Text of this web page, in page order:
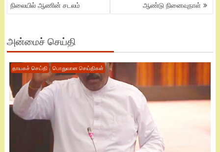
நிலையில் ஆணின் சடலம்
ஆண்டு நினைவுநாள்
அன்மைச் செய்தி
தாயகச் செய்தி பொதுவான செய்திகள்